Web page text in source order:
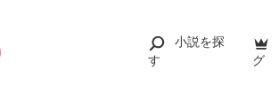
小説を探
す
グ